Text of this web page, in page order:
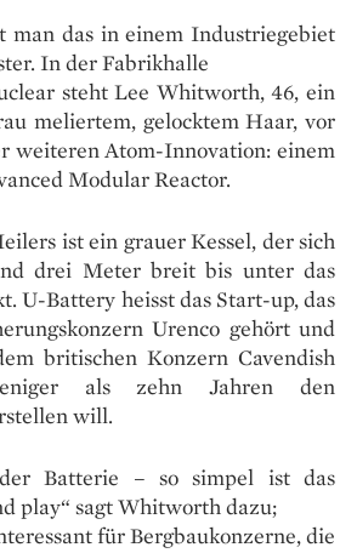
man das in einem Industriegebiet
In der Fabrikhalle
steht Lee Whitworth, 46, ein
meliertem, gelocktem Haar, vor
weiteren Atom-Innovation: einem
Modular Reactor.
ist ein grauer Kessel, der sich
drei Meter breit bis unter das
U-Battery heisst das Start-up, das
Urenco gehört und
britischen Konzern Cavendish
als zehn Jahren den
will.
Batterie – so simpel ist das
play“ sagt Whitworth dazu;
für Bergbau­konzerne, die